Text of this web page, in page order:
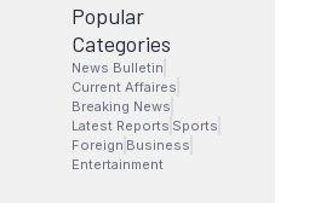
Popular
Categories
News Bulletin
Current Affaires
Breaking News
Latest Reports Sports
Foreign Business
Entertainment